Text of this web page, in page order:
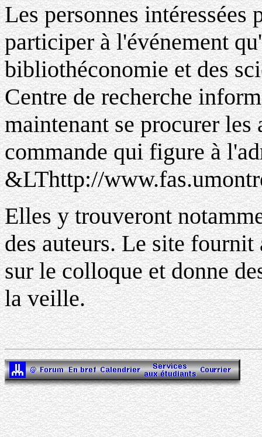
Les personnes
participer à l'événement
bibliothéconomie et des
Centre de recherche
maintenant se procurer
commande qui figure à
&LThttp://
Elles y trouveront
des auteurs. Le site
sur le colloque et donne
la veille.